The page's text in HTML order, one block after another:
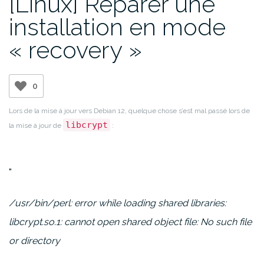
installation en mode
« recovery »
0
Lors de la mise à jour vers Debian 12, quelque chose s’est mal passé lors de
la mise à jour de libcrypt :
/usr/bin/perl: error while loading shared libraries:
libcrypt.so.1: cannot open shared object file: No such file
or directory